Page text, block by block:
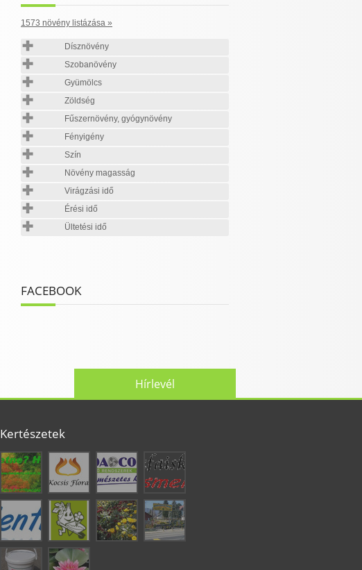
1573 növény listázása »
Dísznövény
Szobanövény
Gyümölcs
Zöldség
Fűszernövény, gyógynövény
Fényigény
Szín
Növény magasság
Virágzási idő
Érési idő
Ültetési idő
FACEBOOK
Hírlevél
Kertészetek